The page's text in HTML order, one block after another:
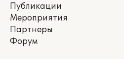
Публикации
Мероприятия
Партнеры
Форум